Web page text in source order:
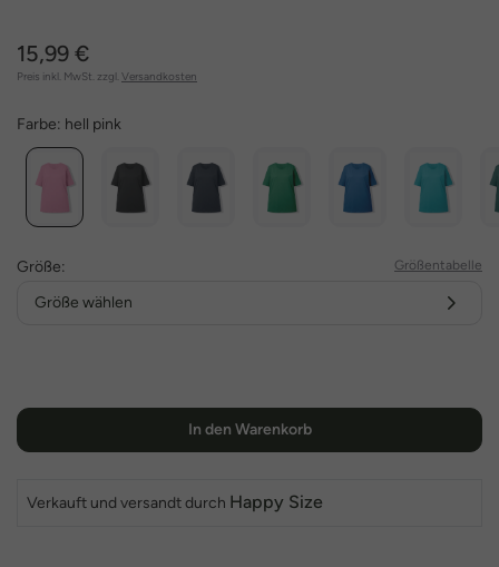
15,99 €
Preis inkl. MwSt. zzgl. Versandkosten
Farbe: hell pink
Größe: Größentabelle
Größe wählen
In den Warenkorb
Verkauft und versandt durch Happy Size